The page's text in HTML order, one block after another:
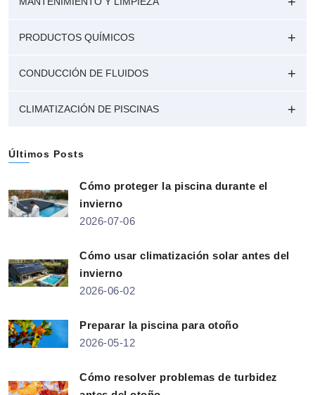
PRODUCTOS QUÍMICOS
CONDUCCIÓN DE FLUIDOS
CLIMATIZACIÓN DE PISCINAS
Últimos Posts
Cómo proteger la piscina durante el
invierno
2026-07-06
Cómo usar climatización solar antes del
invierno
2026-06-02
Preparar la piscina para otoño
2026-05-12
Cómo resolver problemas de turbidez